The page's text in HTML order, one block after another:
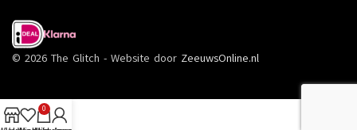
© 2026 The Glitch - Website door ZeeuwsOnline.nl
0